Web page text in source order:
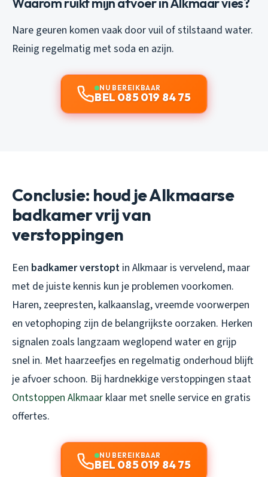
Nare geuren komen vaak door vuil of stilstaand water.
Reinig regelmatig met soda en azijn.
NU BEREIKBAAR
BEL 085 019 84 75
Conclusie: houd je Alkmaarse
badkamer vrij van
verstoppingen
Een badkamer verstopt in Alkmaar is vervelend, maar
met de juiste kennis kun je problemen voorkomen.
Haren, zeepresten, kalkaanslag, vreemde voorwerpen
en vetophoping zijn de belangrijkste oorzaken. Herken
signalen zoals langzaam weglopend water en grijp
snel in. Met haarzeefjes en regelmatig onderhoud blijft
je afvoer schoon. Bij hardnekkige verstoppingen staat
Ontstoppen Alkmaar klaar met snelle service en gratis
offertes.
NU BEREIKBAAR
BEL 085 019 84 75